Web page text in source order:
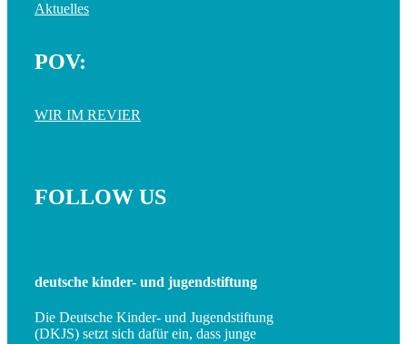
Aktuelles
POV:
WIR IM REVIER
FOLLOW US
deutsche kinder- und jugendstiftung
Die Deutsche Kinder- und Jugendstiftung
(DKJS) setzt sich dafür ein, dass junge